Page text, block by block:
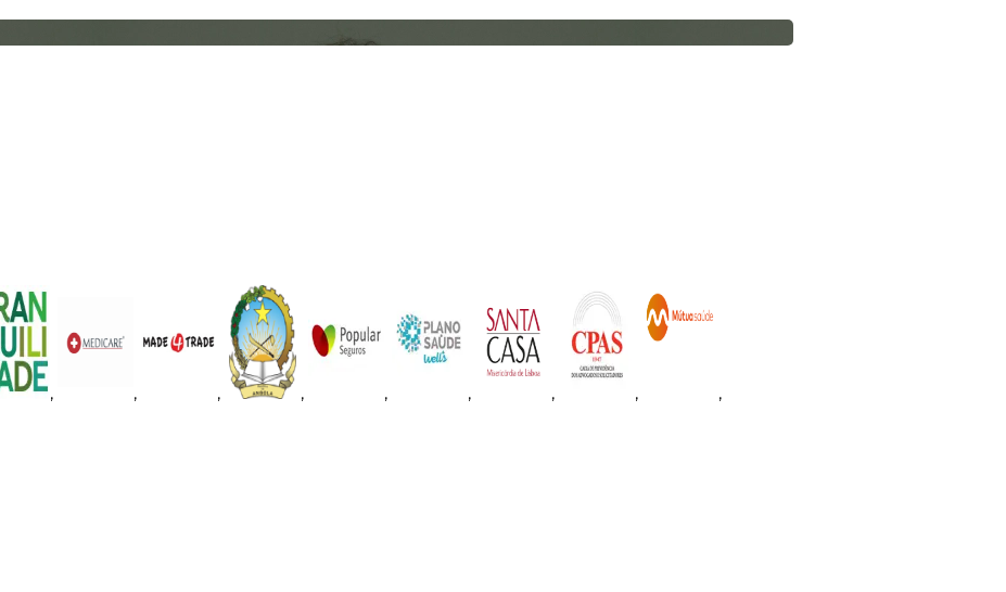
, , , , , , , , ,